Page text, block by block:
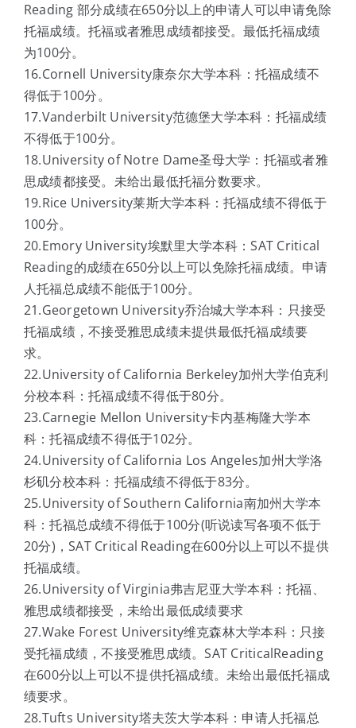
Reading 部分成绩在650分以上的申请人可以申请免除
托福成绩。托福或者雅思成绩都接受。最低托福成绩
为100分。
16.Cornell University康奈尔大学本科：托福成绩不
得低于100分。
17.Vanderbilt University范德堡大学本科：托福成绩
不得低于100分。
18.University of Notre Dame圣母大学：托福或者雅
思成绩都接受。未给出最低托福分数要求。
19.Rice University莱斯大学本科：托福成绩不得低于
100分。
20.Emory University埃默里大学本科：SAT Critical
Reading的成绩在650分以上可以免除托福成绩。申请
人托福总成绩不能低于100分。
21.Georgetown University乔治城大学本科：只接受
托福成绩，不接受雅思成绩未提供最低托福成绩要
求。
22.University of California Berkeley加州大学伯克利
分校本科：托福成绩不得低于80分。
23.Carnegie Mellon University卡内基梅隆大学本
科：托福成绩不得低于102分。
24.University of California Los Angeles加州大学洛
杉矶分校本科：托福成绩不得低于83分。
25.University of Southern California南加州大学本
科：托福总成绩不得低于100分(听说读写各项不低于
20分)，SAT Critical Reading在600分以上可以不提供
托福成绩。
26.University of Virginia弗吉尼亚大学本科：托福、
雅思成绩都接受，未给出最低成绩要求
27.Wake Forest University维克森林大学本科：只接
受托福成绩，不接受雅思成绩。SAT CriticalReading
在600分以上可以不提供托福成绩。未给出最低托福成
绩要求。
28.Tufts University塔夫茨大学本科：申请人托福总